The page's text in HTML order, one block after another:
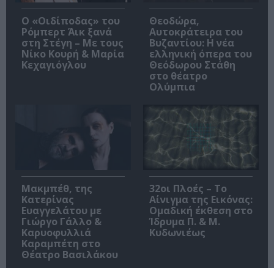
O «Οιδίποδας» του
Ρόμπερτ Άικ ξανά
στη Στέγη – Με τους
Νίκο Κουρή & Μαρία
Κεχαγιόγλου
Θεοδώρα,
Αυτοκράτειρα του
Βυζαντίου: Η νέα
ελληνική όπερα του
Θεόδωρου Στάθη
στο θέατρο
Ολύμπια
Μακμπέθ, της
Κατερίνας
Ευαγγελάτου με
Γιώργο Γάλλο &
Καρυοφυλλιά
Καραμπέτη στο
Θέατρο Βασιλάκου
32οι Πλοές – Το
Αίνιγμα της Εικόνας:
Ομαδική έκθεση στο
Ίδρυμα Π. & Μ.
Κυδωνιέως